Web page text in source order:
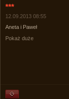
***
12.09.2013 08:55
Aneta i Paweł
Pokaż duże